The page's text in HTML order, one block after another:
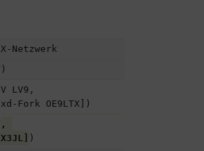
Netzwerk
LV9,
Fork OE9LTX])
,
)